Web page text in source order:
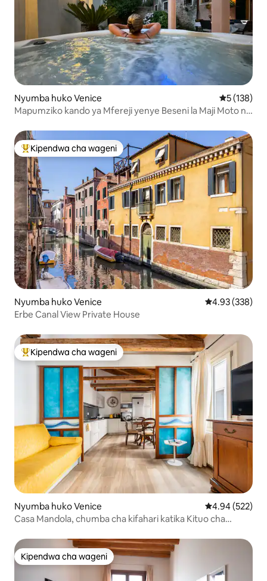
Nyumba huko Venice Ukadiriaji
5 (138)
Mapumziko kando ya Mfereji yenye Beseni la Maji Moto na
Kipendwa maarufu cha wageni
Kipendwa cha wageni
Nyumba huko Venice Ukadiriaji wa
4.93 (338)
Erbe Canal View Private House
Kipendwa maarufu cha wageni
Kipendwa cha wageni
Nyumba huko Venice Ukadiriaji wa
4.94 (522)
Casa Mandola, chumba cha kifahari katika Kituo cha
Kipendwa cha wageni
Kipendwa cha wageni